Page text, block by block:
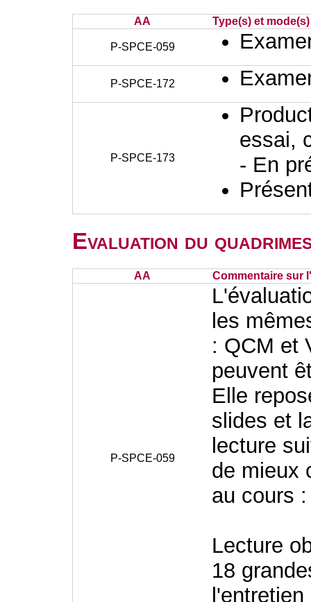
AA Type(s) et
P-SPCE-059
P-SPCE-172
P-SPCE-173
essai,
- En
Evaluation du
AA Commentaire sur
P-SPCE-059
les
: QCM et
peuvent
Elle
slides et
lecture
de mieux
au cours
Lecture
18